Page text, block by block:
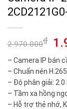
2.970.000₫
– Camera IP bán
– Chuẩn nén
– Độ phân giải: 2.0
– Tầm xa hồng
– Hỗ trợ thẻ nhớ,